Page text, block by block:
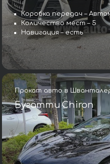
Коробка передач –
Количество мест – 5
Навигация – есть
Прокат авто в
Бугатти Chiron